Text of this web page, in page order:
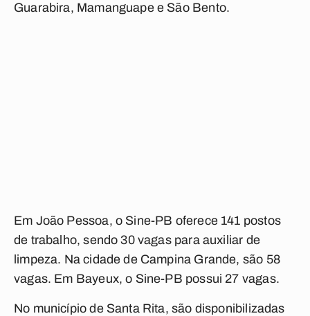
Guarabira, Mamanguape e São Bento.
Em João Pessoa, o Sine-PB oferece 141 postos
de trabalho, sendo 30 vagas para auxiliar de
limpeza. Na cidade de Campina Grande, são 58
vagas. Em Bayeux, o Sine-PB possui 27 vagas.
No município de Santa Rita, são disponibilizadas